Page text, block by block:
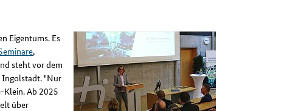
Eigentums. Es
,
steht vor dem
Ingolstadt. "Nur
Klein. Ab 2025
über